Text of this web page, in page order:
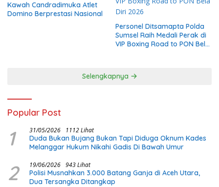
Kawah Candradimuka Atlet
Domino Berprestasi Nasional
Personel Ditsamapta Polda
Sumsel Raih Medali Perak di
VIP Boxing Road to PON Bela
Selengkapnya
Popular Post
1 31/05/2026 1112 Lihat
Duda Bukan Bujang Bukan Tapi Diduga Oknum Kades
Melanggar Hukum Nikahi Gadis Di Bawah Umur
2 19/06/2026 943 Lihat
Polisi Musnahkan 3.000 Batang Ganja di Aceh Utara,
Dua Tersangka Ditangkap